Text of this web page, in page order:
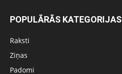
POPULĀRĀS KATEGORIJAS
Raksti
Ziņas
Padomi